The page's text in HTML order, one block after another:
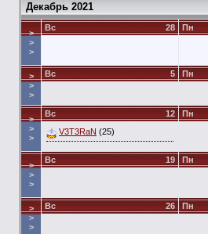
Декабрь 2021
>
>
>
28
Вс Пн
>
>
>
5
Вс Пн
>
>
>
12
Вс
V3T3RaN (25)
Пн
>
>
>
19
Вс Пн
>
>
>
26
Вс Пн